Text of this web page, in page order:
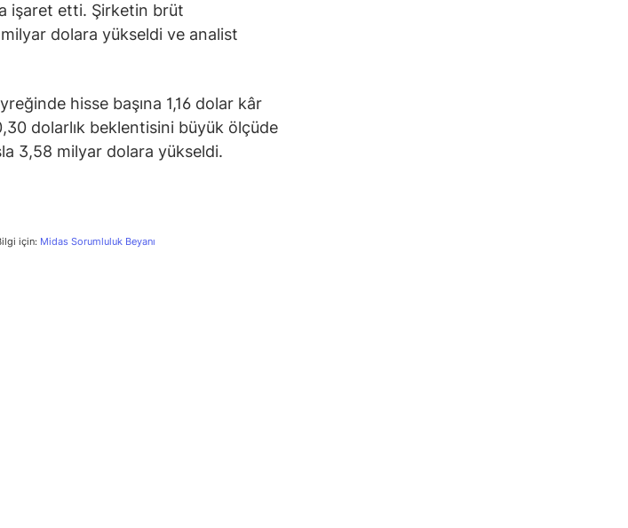
işaret etti. Şirketin brüt
dolara yükseldi ve analist
hisse başına 1,16 dolar kâr
dolarlık beklentisini büyük ölçüde
3,58 milyar dolara yükseldi.
için: Midas Sorumluluk Beyanı